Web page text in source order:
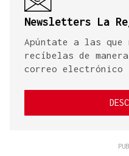
Newsletters La
Apúntate a las que
recíbelas de
correo electrónico